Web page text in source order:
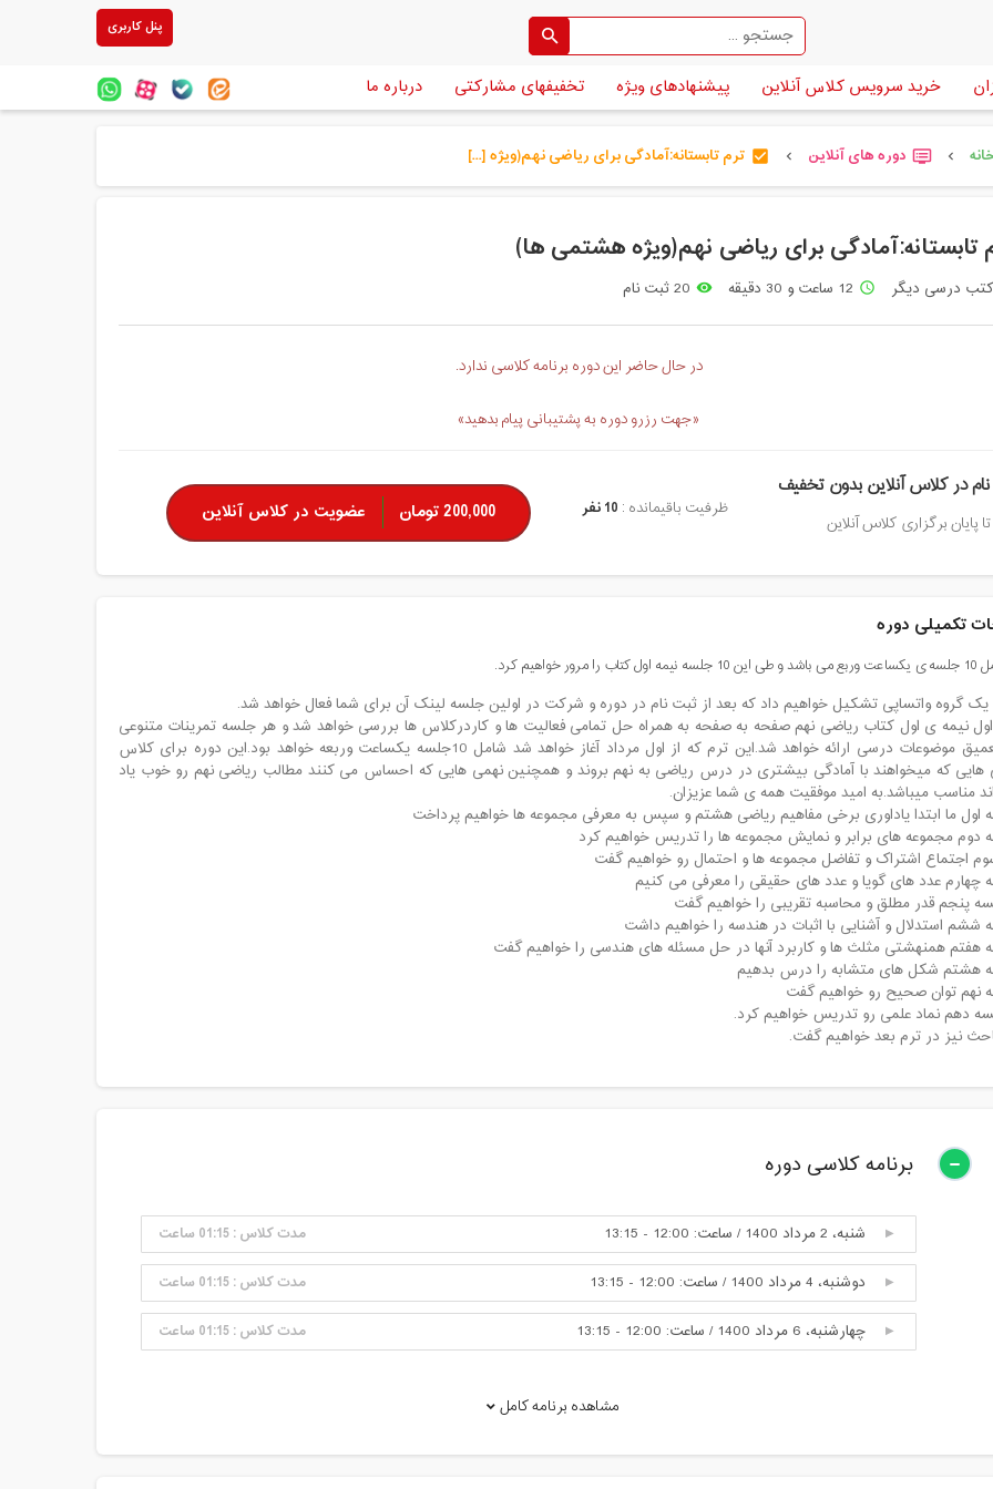
پنل کاربری
خرید سرویس کلاس آنلاین پیشنهادهای ویژه تخفیفهای مشارکتی درباره ما
chevron_left
dvr دوره های آنلاین chevron_left
check_box ترم تابستانه:آمادگی برای ریاضی نهم(ویژه [...]
تابستانه:آمادگی برای ریاضی نهم(ویژه هشتمی ها)
کتب درسی دیگر access_time 12 ساعت و 30 دقیقه remove_red_eye 20 ثبت نام
در حال حاضر این دوره برنامه کلاسی ندارد.
«جهت رزرو دوره به پشتیبانی پیام بدهید»
در کلاس آنلاین بدون تخفیف
پایان برگزاری کلاس آنلاین
ظرفیت باقیمانده : 10 نفر 200,000 تومان عضویت در کلاس آنلاین
تکمیلی دوره
خواهیم کرد.
یک گروه واتساپی تشکیل خواهیم داد که بعد از ثبت نام در دوره و شرکت در اولین جلسه لینک آن برای شما فعال خواهد شد.
نیمه ی اول کتاب ریاضی نهم صفحه به صفحه به همراه حل تمامی فعالیت ها و کاردرکلاس ها بررسی خواهد شد و هر جلسه تمرینات متنوعی
جهت تعمیق موضوعات درسی ارائه خواهد شد.این ترم که از اول مرداد آغاز خواهد شد شامل 10جلسه یکساعت وربعه خواهد بود.این دوره برای کلاس
که میخواهند با آمادگی بیشتری در درس ریاضی به نهم بروند و همچنین نهمی هایی که احساس می کنند مطالب ریاضی نهم رو خوب یاد
مناسب میباشد.به امید موفقیت همه ی شما عزیزان.
اول ما ابتدا یاداوری برخی مفاهیم ریاضی هشتم و سپس به معرفی مجموعه ها خواهیم پرداخت
دوم مجموعه های برابر و نمایش مجموعه ها را تدریس خواهیم کرد
اجتماع اشتراک و تفاضل مجموعه ها و احتمال رو خواهیم گفت
چهارم عدد های گویا و عدد های حقیقی را معرفی می کنیم
پنجم قدر مطلق و محاسبه تقریبی را خواهیم گفت
ششم استدلال و آشنایی با اثبات در هندسه را خواهیم داشت
هفتم همنهشتی مثلث ها و کاربرد آنها در حل مسئله های هندسی را خواهیم گفت
هشتم شکل های متشابه را درس بدهیم
نهم توان صحیح رو خواهیم گفت
دهم نماد علمی رو تدریس خواهیم کرد.
نیز در ترم بعد خواهیم گفت.
برنامه کلاسی دوره
شنبه، 2 مرداد 1400 / ساعت: 12:00 - 13:15 مدت کلاس : 01:15 ساعت
دوشنبه، 4 مرداد 1400 / ساعت: 12:00 - 13:15 مدت کلاس : 01:15 ساعت
چهارشنبه، 6 مرداد 1400 / ساعت: 12:00 - 13:15 مدت کلاس : 01:15 ساعت
مشاهده برنامه کامل